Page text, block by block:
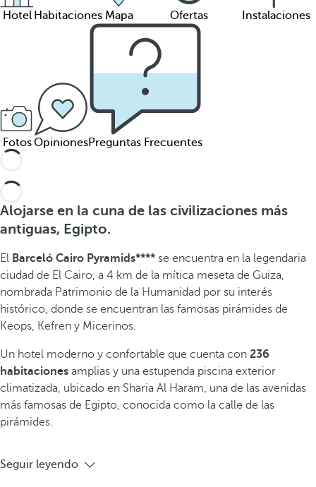
Hotel Habitaciones Mapa Ofertas Instalaciones
FotosOpinionesPreguntas Frecuentes
Alojarse en la cuna de las civilizaciones más
antiguas, Egipto.
El Barceló Cairo Pyramids**** se encuentra en la legendaria
ciudad de El Cairo, a 4 km de la mítica meseta de Guiza,
nombrada Patrimonio de la Humanidad por su interés
histórico, donde se encuentran las famosas pirámides de
Keops, Kefren y Micerinos.
Un hotel moderno y confortable que cuenta con 236
habitaciones amplias y una estupenda piscina exterior
climatizada, ubicado en Sharia Al Haram, una de las avenidas
más famosas de Egipto, conocida como la calle de las
pirámides.
Seguir leyendo